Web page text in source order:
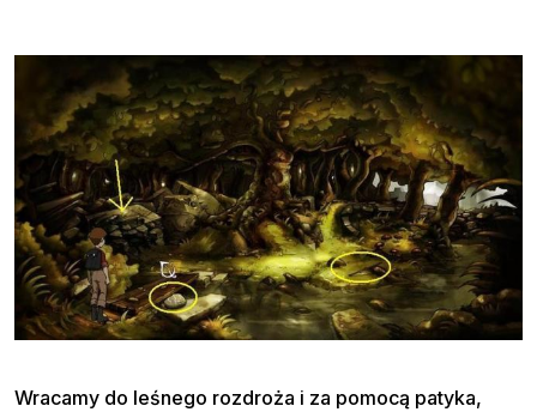
Wracamy do leśnego rozdroża i za pomocą patyka,